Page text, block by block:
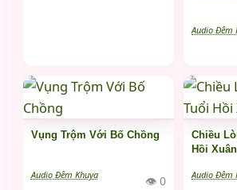
Audio Đêm
Vụng Trộm Với Bố Chồng
Audio Đêm Khuya 👁 0
Chiều
Hồi Xuân
Audio Đêm